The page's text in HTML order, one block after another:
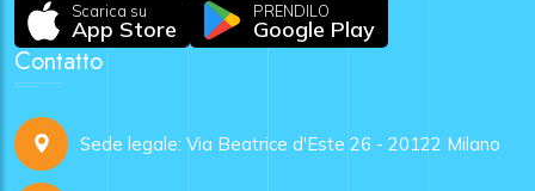
Scarica su
App Store
PRENDILO
Google Play
Contatto
Sede legale: Via Beatrice d'Este 26 - 20122 Milano